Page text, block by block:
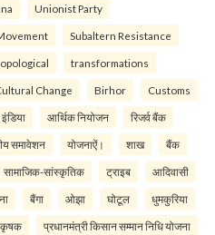
Unionist Party
Subaltern Resistance
transformations
Change Birhor Customs
आर्थिक नियोजन रिजर्व बैंक
समावेशन योजनाऐं। शाख बैंक
सामाजिक-सांस्कृतिक ट्राइब आदिवासी
बैंगा ओझा घोटूल धुमकुरिया
कृषक प्रधानमंत्री किसान सम्मान निधि योजना